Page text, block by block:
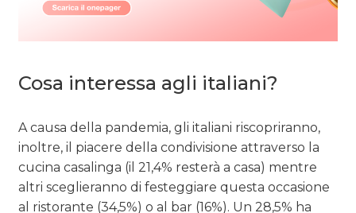
Cosa interessa agli italiani?
A causa della pandemia, gli italiani riscopriranno,
inoltre, il piacere della condivisione attraverso la
cucina casalinga (il 21,4% resterà a casa) mentre
altri sceglieranno di festeggiare questa occasione
al ristorante (34,5%) o al bar (16%). Un 28,5% ha